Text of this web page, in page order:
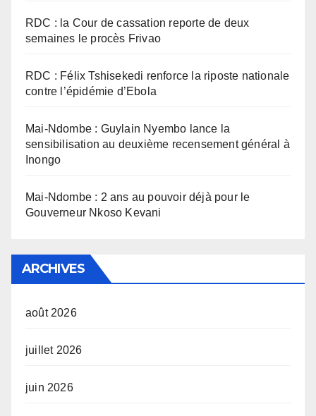
RDC : la Cour de cassation reporte de deux
semaines le procès Frivao
RDC : Félix Tshisekedi renforce la riposte nationale
contre l’épidémie d’Ebola
Mai-Ndombe : Guylain Nyembo lance la
sensibilisation au deuxième recensement général à
Inongo
Mai-Ndombe : 2 ans au pouvoir déjà pour le
Gouverneur Nkoso Kevani
ARCHIVES
août 2026
juillet 2026
juin 2026